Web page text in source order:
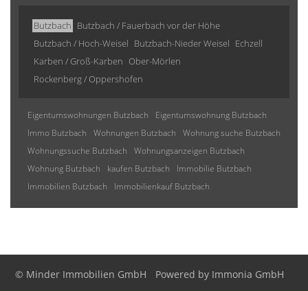
Butzbach Butzbach / Fauerbach vor der Höhe
Butzbach / Hoch-Weisel Butzbach-Nieder Weisel Echzell
Karben / Groß-Karben Ober-Mörlen
Rockenberg / Oppershofen
Eigentumswohnungen Butzbach
Eigentumswohnung Butzbach
Immo Butzbach
Wohnungen Butzbach
Wohnung suche Butzbach
Wohnungssuche Butzbach
Wohnungsanzeigen Butzbach
Wohnung Butzbach
kaufen Butzbach
Immobilie Butzbach
Immobilien Butzbach
Immobilienkauf Butzbach
© Minder Immobilien GmbH Powered by Immonia GmbH